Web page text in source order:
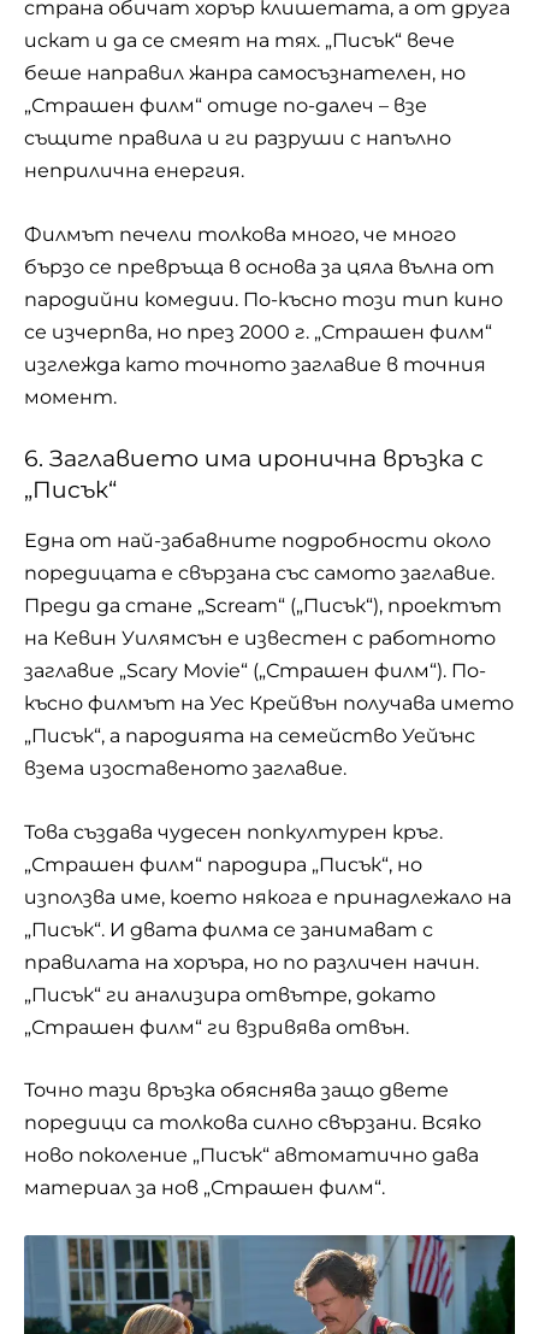
страна обичат хорър клишетата, а от друга
искат и да се смеят на тях. „Писък“ вече
беше направил жанра самосъзнателен, но
„Страшен филм“ отиде по-далеч – взе
същите правила и ги разруши с напълно
неприлична енергия.
Филмът печели толкова много, че много
бързо се превръща в основа за цяла вълна от
пародийни комедии. По-късно този тип кино
се изчерпва, но през 2000 г. „Страшен филм“
изглежда като точното заглавие в точния
момент.
6. Заглавието има иронична връзка с
„Писък“
Една от най-забавните подробности около
поредицата е свързана със самото заглавие.
Преди да стане „Scream“ („Писък“), проектът
на Кевин Уилямсън е известен с работното
заглавие „Scary Movie“ („Страшен филм“). По-
късно филмът на Уес Крейвън получава името
„Писък“, а пародията на семейство Уейънс
взема изоставеното заглавие.
Това създава чудесен попкултурен кръг.
„Страшен филм“ пародира „Писък“, но
използва име, което някога е принадлежало на
„Писък“. И двата филма се занимават с
правилата на хоръра, но по различен начин.
„Писък“ ги анализира отвътре, докато
„Страшен филм“ ги взривява отвън.
Точно тази връзка обяснява защо двете
поредици са толкова силно свързани. Всяко
ново поколение „Писък“ автоматично дава
материал за нов „Страшен филм“.